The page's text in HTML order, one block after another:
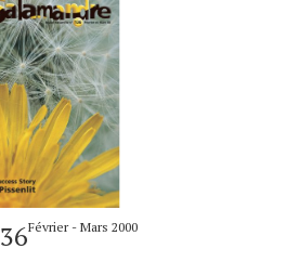
Février - Mars 2000